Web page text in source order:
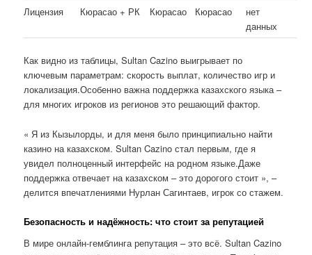
Лицензия
Кюрасао + РК Кюрасао Кюрасао
нет
данных
Как видно из таблицы, Sultan Cazino выигрывает по
ключевым параметрам: скорость выплат, количество игр и
локализация.Особенно важна поддержка казахского языка –
для многих игроков из регионов это решающий фактор.
« Я из Кызылорды, и для меня было принципиально найти
казино на казахском. Sultan Cazino стал первым, где я
увидел полноценный интерфейс на родном языке.Даже
поддержка отвечает на казахском – это дорогого стоит », –
делится впечатлениями Нурлан Сагинтаев, игрок со стажем.
Безопасность и надёжность: что стоит за репутацией
В мире онлайн-гемблинга репутация – это всё. Sultan Cazino